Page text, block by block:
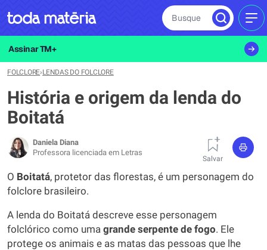
Busque
Assinar TM+
FOLCLORE›LENDAS DO FOLCLORE
História e origem da lenda do
Boitatá
Daniela Diana
Professora licenciada em Letras
Salvar
O Boitatá, protetor das florestas, é um personagem do
folclore brasileiro.
A lenda do Boitatá descreve esse personagem
folclórico como uma grande serpente de fogo. Ele
protege os animais e as matas das pessoas que lhe